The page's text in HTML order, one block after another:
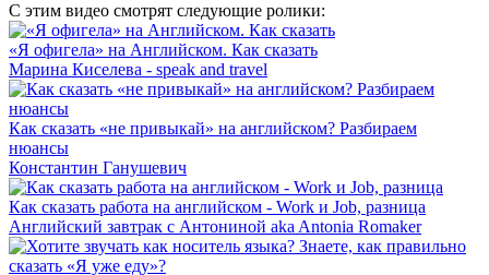
С этим видео смотрят следующие ролики:
«Я офигела» на Английском. Как сказать
Марина Киселева - speak and travel
Как сказать «не привыкай» на английском? Разбираем
нюансы
Константин Ганушевич
Как сказать работа на английском - Work и Job, разница
Английский завтрак с Антониной aka Antonia Romaker